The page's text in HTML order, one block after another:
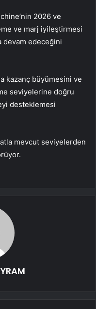
2026 ve
ve marj iyileştirmesi
devam edeceğini
kazanç büyümesini ve
seviyelerine doğru
desteklemesi
mevcut seviyelerden